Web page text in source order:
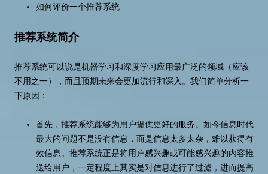
如何评价一个推荐系统
推荐系统简介
推荐系统可以说是机器学习和深度学习应用最广泛的领域（应该
不用之一），而且预期未来会更加流行和深入。我们简单分析一
下原因：
首先，推荐系统能够为用户提供更好的服务。如今信息时代
最大的问题不是没有信息，而是信息太多太杂，难以获得有
效信息。推荐系统正是将用户感兴趣或可能感兴趣的内容推
送给用户，一定程度上其实是对信息进行了过滤，进而提高